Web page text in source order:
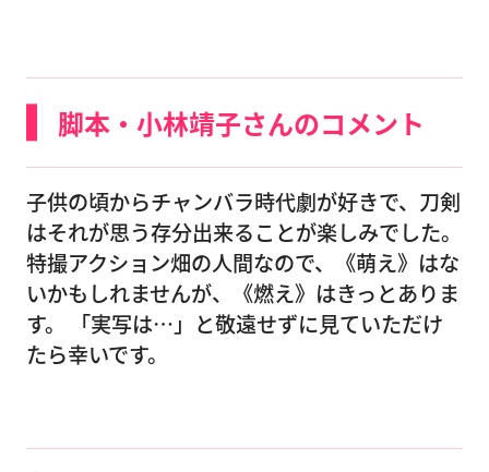
脚本・小林靖子さんのコメント
子供の頃からチャンバラ時代劇が好きで、刀剣
はそれが思う存分出来ることが楽しみでした。
特撮アクション畑の人間なので、《萌え》はな
いかもしれませんが、《燃え》はきっとありま
す。 「実写は…」と敬遠せずに見ていただけ
たら幸いです。